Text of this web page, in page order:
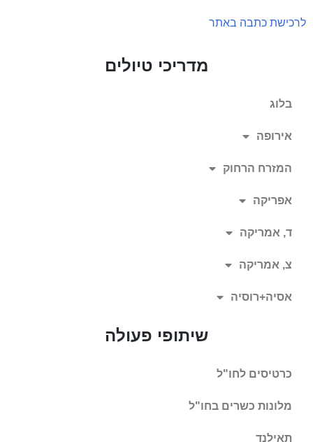
לרכישת כתבה באתר
מדריכי טיולים
בלוג
אירופה
המזרח הרחוק
אפריקה
ד, אמריקה
צ, אמריקה
אסיה+רוסיה
שיתופי פעולה
כרטיסים לחו"ל
מלונות כשרים בחו"ל
תאילנד